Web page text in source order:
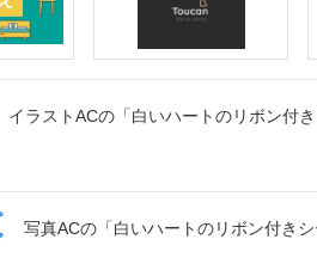
イラストACの「白いハートのリボン付
写真ACの「白いハートのリボン付き